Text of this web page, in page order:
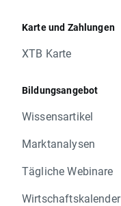
Karte und Zahlungen
XTB Karte
Bildungsangebot
Wissensartikel
Marktanalysen
Tägliche Webinare
Wirtschaftskalender